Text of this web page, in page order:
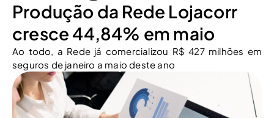
Produção da Rede Lojacorr
cresce 44,84% em maio
Ao todo, a Rede já comercializou R$ 427 milhões em
seguros de janeiro a maio deste ano